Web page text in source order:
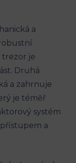
a
trezor je
Druhá
a zahrnuje
je téměř
systém
a